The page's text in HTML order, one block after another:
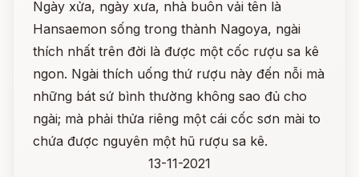
Ngày xửa, ngày xưa, nhà buôn vải tên là
Hansaemon sống trong thành Nagoya, ngài
thích nhất trên đời là được một cốc rượu sa kê
ngon. Ngài thích uống thứ rượu này đến nỗi mà
những bát sứ bình thường không sao đủ cho
ngài; mà phải thửa riêng một cái cốc sơn mài to
chứa được nguyên một hũ rượu sa kê.
13-11-2021